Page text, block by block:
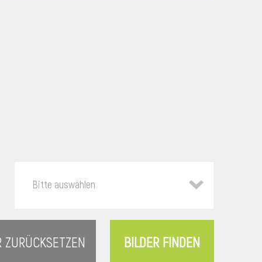
Bitte auswählen